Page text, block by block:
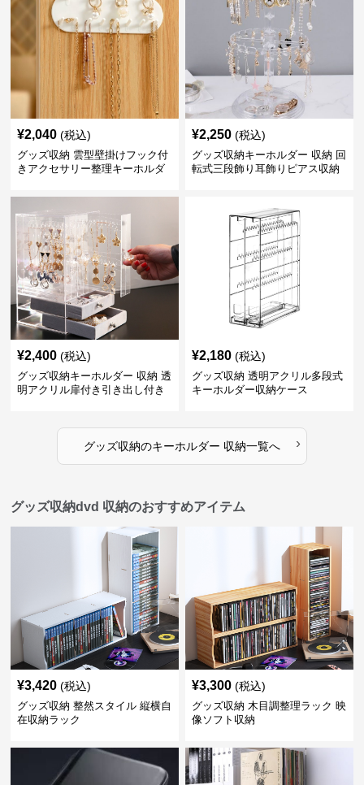
¥2,040 (税込)
グッズ収納 雲型壁掛けフック付
きアクセサリー整理キーホルダ
¥2,250 (税込)
グッズ収納キーホルダー 収納 回
転式三段飾り耳飾りピアス収納
¥2,400 (税込)
グッズ収納キーホルダー 収納 透
明アクリル扉付き引き出し付き
¥2,180 (税込)
グッズ収納 透明アクリル多段式
キーホルダー収納ケース
グッズ収納のキーホルダー 収納一覧へ ›
グッズ収納dvd 収納のおすすめアイテム
¥3,420 (税込)
グッズ収納 整然スタイル 縦横自
在収納ラック
¥3,300 (税込)
グッズ収納 木目調整理ラック 映
像ソフト収納